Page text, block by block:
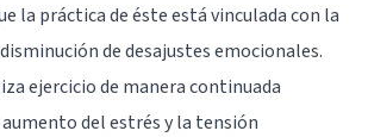
la práctica de éste está vinculada con la
de desajustes emocionales.
ejercicio de manera continuada
del estrés y la tensión